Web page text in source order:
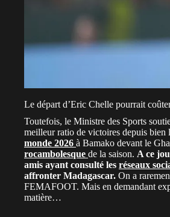
Le départ d’Eric Chelle pourrait
Toutefois, le Ministre des Sports
meilleur ratio de victoires depuis bien
monde 2026 à Bamako devant le
rocambolesque de la saison. A ce
amis ayant consulté les réseaux
affronter Madagascar. On a
FEMAFOOT. Mais en demandant
matière…